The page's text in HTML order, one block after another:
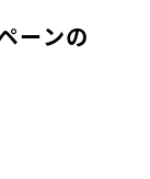
ーンの